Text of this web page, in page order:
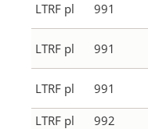
LTRF pl 991
LTRF pl 991
LTRF pl 991
LTRF pl 992